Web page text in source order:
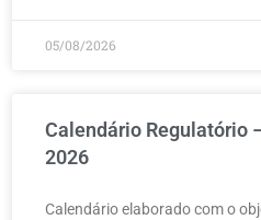
05/08/2026
Calendário Regulatório
2026
Calendário elaborado com o